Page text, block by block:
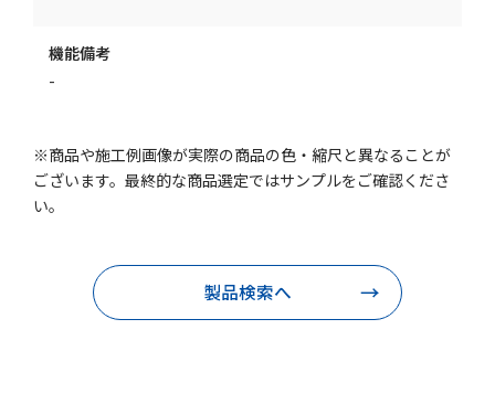
機能備考
-
※商品や施工例画像が実際の商品の色・縮尺と異なることが
ございます。最終的な商品選定ではサンプルをご確認くださ
い。
製品検索へ